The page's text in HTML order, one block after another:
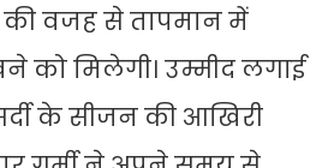
की वजह से तापमान में
को मिलेगी। उम्मीद लगाई
के सीजन की आखिरी